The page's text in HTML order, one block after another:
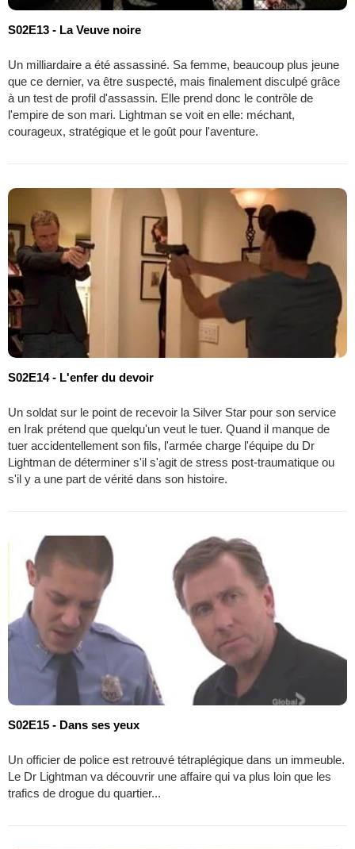
S02E13 - La Veuve noire
Un milliardaire a été assassiné. Sa femme, beaucoup plus jeune
que ce dernier, va être suspecté, mais finalement disculpé grâce
à un test de profil d'assassin. Elle prend donc le contrôle de
l'empire de son mari. Lightman se voit en elle: méchant,
courageux, stratégique et le goût pour l'aventure.
S02E14 - L'enfer du devoir
Un soldat sur le point de recevoir la Silver Star pour son service
en Irak prétend que quelqu'un veut le tuer. Quand il manque de
tuer accidentellement son fils, l'armée charge l'équipe du Dr
Lightman de déterminer s'il s'agit de stress post-traumatique ou
s'il y a une part de vérité dans son histoire.
S02E15 - Dans ses yeux
Un officier de police est retrouvé tétraplégique dans un immeuble.
Le Dr Lightman va découvrir une affaire qui va plus loin que les
trafics de drogue du quartier...